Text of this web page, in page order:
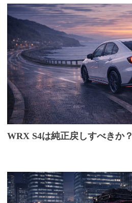
WRX S4は純正戻しすべきか？